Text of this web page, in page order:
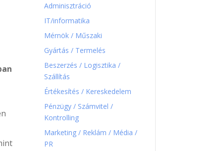
Adminisztráció
IT/informatika
Mérnök / Műszaki
Gyártás / Termelés
Beszerzés / Logisztika /
Szállítás
Értékesítés / Kereskedelem
Pénzügy / Számvitel /
Kontrolling
Marketing / Reklám / Média /
PR